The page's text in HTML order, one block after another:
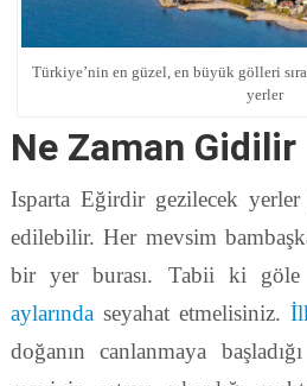
Türkiye’nin en güzel, en büyük gölleri
yerler
Ne Zaman Gidilir
Isparta Eğirdir gezilecek
edilebilir. Her mevsim
bir yer burası. Tabii ki
aylarındaseyahat etmelisiniz.
doğanın canlanmaya